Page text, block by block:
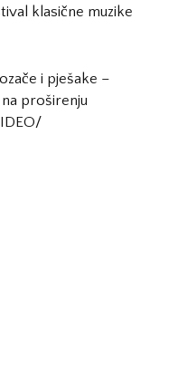
klasične muzike
i pješake –
proširenju